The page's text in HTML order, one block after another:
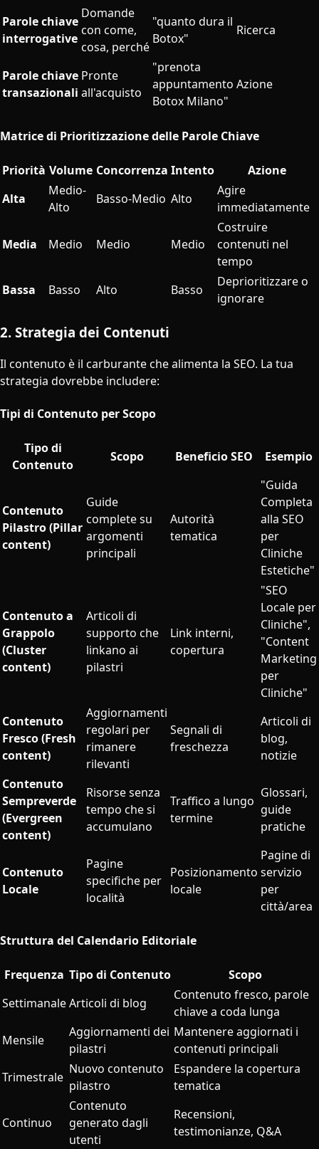
Parole chiave
interrogative
Domande
con come,
cosa, perché
"quanto dura il
Botox"
Ricerca
Parole chiave
transazionali
Pronte
all'acquisto
"prenota
appuntamento
Botox Milano"
Azione
Matrice di Prioritizzazione delle Parole Chiave
Priorità Volume Concorrenza Intento
Azione
Alta
Medio-
Alto
Basso-Medio Alto
Agire
immediatamente
Media Medio Medio Medio
Costruire
contenuti nel
tempo
Bassa
Basso Alto Basso
Deprioritizzare o
ignorare
2. Strategia dei Contenuti
Il contenuto è il carburante che alimenta la SEO. La tua
strategia dovrebbe includere:
Tipi di Contenuto per Scopo
Tipo di
Contenuto
Scopo Beneficio SEO Esempio
Contenuto
Pilastro (Pillar
content)
Guide
complete su
argomenti
principali
Autorità
tematica
"Guida
Completa
alla SEO
per
Cliniche
Estetiche"
Contenuto a
Grappolo
(Cluster
content)
Articoli di
supporto che
linkano ai
pilastri
Link interni,
copertura
"SEO
Locale per
Cliniche",
"Content
Marketing
per
Cliniche"
Contenuto
Fresco (Fresh
content)
Aggiornamenti
regolari per
rimanere
rilevanti
Segnali di
freschezza
Articoli di
blog,
notizie
Contenuto
Sempreverde
(Evergreen
content)
Risorse senza
tempo che si
accumulano
Traffico a lungo
termine
Glossari,
guide
pratiche
Contenuto
Locale
Pagine
specifiche per
località
Posizionamento
locale
Pagine di
servizio
per
città/area
Struttura del Calendario Editoriale
Frequenza Tipo di Contenuto
Scopo
SettimanaleArticoli di blog
Contenuto fresco, parole
chiave a coda lunga
Mensile
Aggiornamenti dei
pilastri
Mantenere aggiornati i
contenuti principali
Trimestrale
Nuovo contenuto
pilastro
Espandere la copertura
tematica
Continuo
Contenuto
generato dagli
utenti
Recensioni,
testimonianze, Q&A